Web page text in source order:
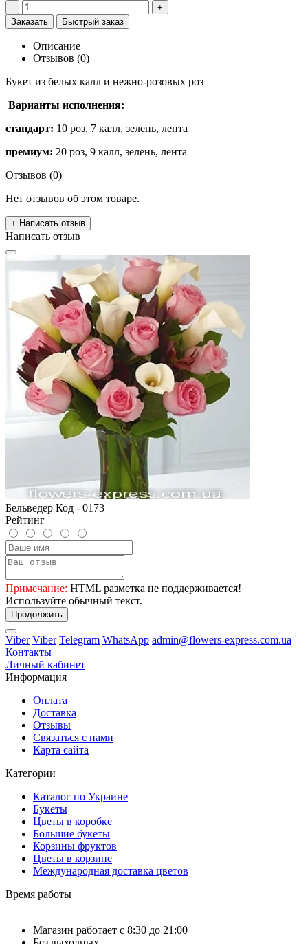
-
+
Заказать
Быстрый заказ
Описание
Отзывов (0)
Букет из белых калл и нежно-розовых роз
Варианты исполнения:
стандарт: 10 роз, 7 калл, зелень, лента
премиум: 20 роз, 9 калл, зелень, лента
Отзывов (0)
Нет отзывов об этом товаре.
+ Написать отзыв
Написать отзыв
Бельведер Код - 0173
Рейтинг
Примечание: HTML разметка не поддерживается!
Используйте обычный текст.
Продолжить
Viber Viber Telegram WhatsApp admin@flowers-express.com.ua
Контакты
Личный кабинет
Информация
Оплата
Доставка
Отзывы
Связаться с нами
Карта сайта
Категории
Каталог по Украине
Букеты
Цветы в коробке
Большие букеты
Корзины фруктов
Цветы в корзине
Международная доставка цветов
Время работы
Магазин работает с 8:30 до 21:00